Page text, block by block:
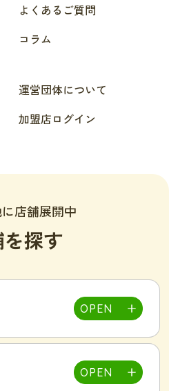
よくあるご質問
コラム
運営団体について
加盟店ログイン
店舗展開中
探す